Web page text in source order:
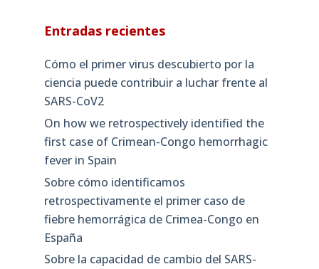
Entradas recientes
Cómo el primer virus descubierto por la
ciencia puede contribuir a luchar frente al
SARS-CoV2
On how we retrospectively identified the
first case of Crimean-Congo hemorrhagic
fever in Spain
Sobre cómo identificamos
retrospectivamente el primer caso de
fiebre hemorrágica de Crimea-Congo en
España
Sobre la capacidad de cambio del SARS-